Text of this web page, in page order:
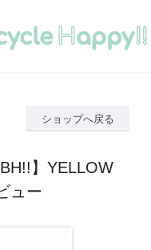
ショップへ戻る
】YELLOW
ュー